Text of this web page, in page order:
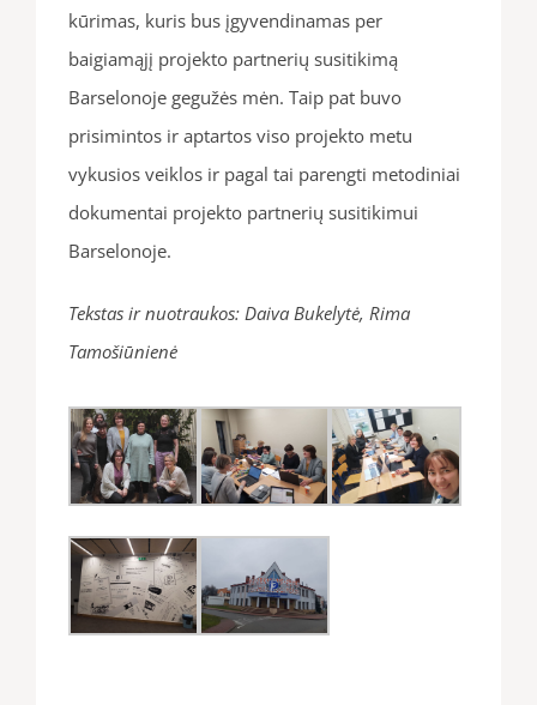
kūrimas, kuris bus įgyvendinamas per
baigiamąjį projekto partnerių susitikimą
Barselonoje gegužės mėn. Taip pat buvo
prisimintos ir aptartos viso projekto metu
vykusios veiklos ir pagal tai parengti metodiniai
dokumentai projekto partnerių susitikimui
Barselonoje.
Tekstas ir nuotraukos: Daiva Bukelytė, Rima
Tamošiūnienė